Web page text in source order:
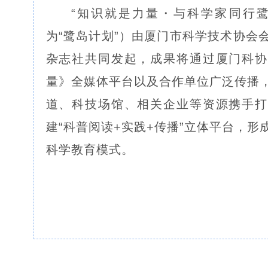
“知识就是力量・与科学家同行
为“鹭岛计划”）由厦门市科学技术协会
杂志社共同发起，成果将通过厦门科
量》全媒体平台以及合作单位广泛传播
道、科技场馆、相关企业等资源携手
建“科普阅读+实践+传播”立体平台，形
科学教育模式。